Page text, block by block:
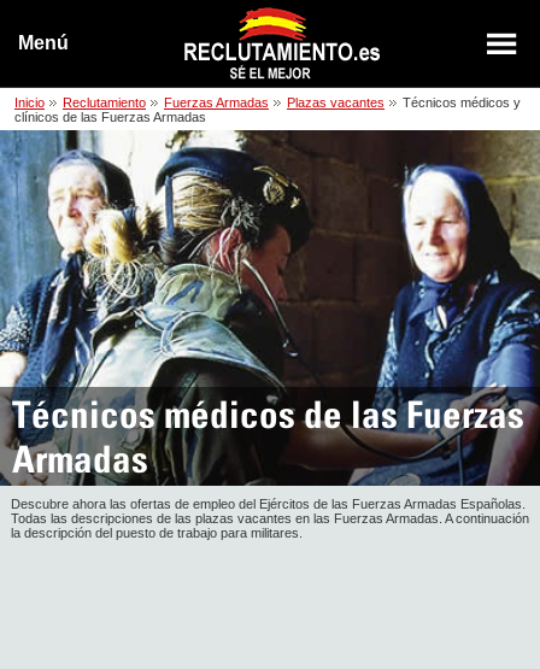
Menú
Inicio Reclutamiento Fuerzas Armadas Plazas vacantes
Técnicos médicos y
clínicos de las Fuerzas Armadas
Técnicos médicos de las Fuerzas
Armadas
Descubre ahora las ofertas de empleo del Ejércitos de las Fuerzas Armadas Españolas.
Todas las descripciones de las plazas vacantes en las Fuerzas Armadas. A continuación
la descripción del puesto de trabajo para militares.